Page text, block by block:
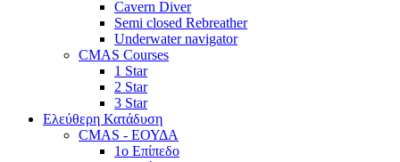
Cavern Diver
Semi closed Rebreather
Underwater navigator
CMAS Courses
1 Star
2 Star
3 Star
Ελεύθερη Κατάδυση
CMAS - ΕΟΥΔΑ
1ο Επίπεδο